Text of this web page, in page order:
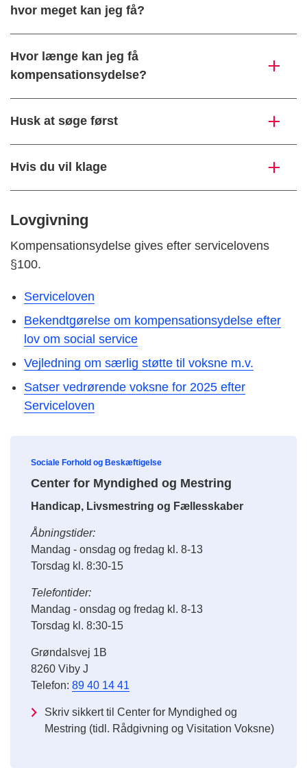
hvor meget kan jeg få?
Hvor længe kan jeg få
kompensationsydelse?
Husk at søge først
Hvis du vil klage
Lovgivning
Kompensationsydelse gives efter servicelovens
§100.
Serviceloven
Bekendtgørelse om kompensationsydelse efter
lov om social service
Vejledning om særlig støtte til voksne m.v.
Satser vedrørende voksne for 2025 efter
Serviceloven
Sociale Forhold og Beskæftigelse
Center for Myndighed og Mestring
Handicap, Livsmestring og Fællesskaber
Åbningstider:
Mandag - onsdag og fredag kl. 8-13
Torsdag kl. 8:30-15
Telefontider:
Mandag - onsdag og fredag kl. 8-13
Torsdag kl. 8:30-15
Grøndalsvej 1B
8260 Viby J
Telefon: 89 40 14 41
Skriv sikkert til Center for Myndighed og
Mestring (tidl. Rådgivning og Visitation Voksne)